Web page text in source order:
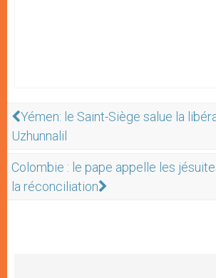
Yémen: le Saint-Siège salue la
Uzhunnalil
Colombie : le pape appelle les
la réconciliation